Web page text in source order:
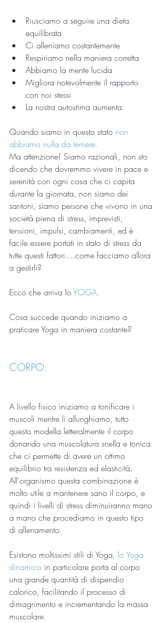
Riusciamo a seguire una dieta
equilibrata
Ci alleniamo costantemente
Respiriamo nella maniera corretta
Abbiamo la mente lucida
Migliora notevolmente il rapporto
con noi stessi
La nostra autostima aumenta.
Quando siamo in questo stato non
abbiamo nulla da temere.
Ma attenzione! Siamo razionali, non sto
dicendo che dovremmo vivere in pace e
serenità con ogni cosa che ci capita
durante la giornata, non siamo dei
santoni, siamo persone che vivono in una
società piena di stress, imprevisti,
tensioni, impulsi, cambiamenti, ed è
facile essere portati in stato di stress da
tutte questi fattori....come facciamo allora
a gestirli?
Ecco che arriva lo YOGA.
Cosa succede quando iniziamo a
praticare Yoga in maniera costante?
CORPO:
A livello fisico iniziamo a tonificare i
muscoli mentre li allunghiamo, tutto
questo modella letteralmente il corpo
donando una muscolatura snella e tonica
che ci permette di avere un ottimo
equilibrio tra resistenza ed elasticità.
All'organismo questa combinazione è
molto utile a mantenere sano il corpo, e
quindi i livelli di stress diminuiranno mano
a mano che procediamo in questo tipo
di allenamento.
Esistono moltissimi stili di Yoga, lo Yoga
dinamico in particolare porta al corpo
una grande quantità di dispendio
calorico, facilitando il processo di
dimagrimento e incrementando la massa
muscolare.